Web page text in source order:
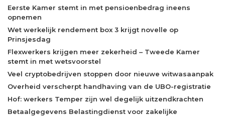
Eerste Kamer stemt in met pensioenbedrag ineens
opnemen
Wet werkelijk rendement box 3 krijgt novelle op
Prinsjesdag
Flexwerkers krijgen meer zekerheid – Tweede Kamer
stemt in met wetsvoorstel
Veel cryptobedrijven stoppen door nieuwe witwasaanpak
Overheid verscherpt handhaving van de UBO-registratie
Hof: werkers Temper zijn wel degelijk uitzendkrachten
Betaalgegevens Belastingdienst voor zakelijke